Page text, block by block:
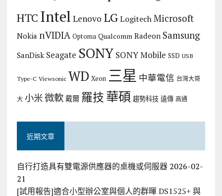
HTC Intel Lenovo LG Logitech Microsoft
Nokia nVIDIA Optoma Qualcomm Radeon Samsung
SanDisk Seagate SONY SONY Mobile SSD USB
Type-C Viewsonic WD Xeon 三星 中華電信 台灣大哥
大 小米微軟 戴爾 羅技華碩 趨勢科技 遠傳 高通
近期文章
自行打造具有雙電源供應器的桌機或伺服器 2026-02-
21
[試用報告]適合小型辦公室與個人的群暉 DS1525+ 與